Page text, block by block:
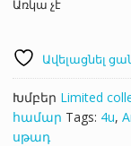
Առկա չէ
Ավելացնել
Խմբեր Limited
համար Tags: 4u,
սթադ